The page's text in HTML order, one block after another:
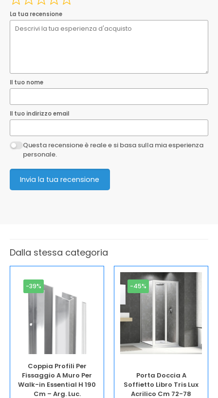
Il tuo indirizzo email
Invia la tua recensione
La tua recensione
Il tuo nome
Il tuo indirizzo email
Questa recensione è reale e si basa sulla mia esperienza
personale.
Invia la tua recensione
Dalla stessa categoria
-39%
Coppia Profili Per
Fissaggio A Muro Per
Walk-in Essential H 190
Cm – Arg. Luc.
-45%
Porta Doccia A
Soffietto Libro Tris Lux
Acrilico Cm 72-78